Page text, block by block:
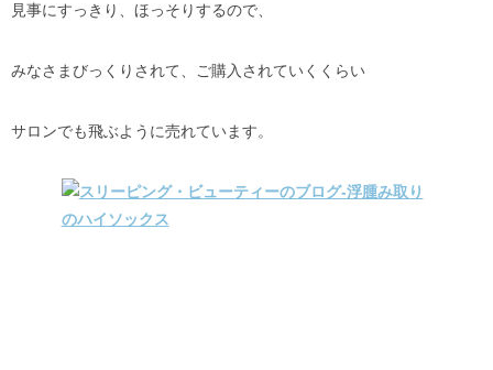
見事にすっきり、ほっそりするので、
みなさまびっくりされて、ご購入されていくくらい
サロンでも飛ぶように売れています。